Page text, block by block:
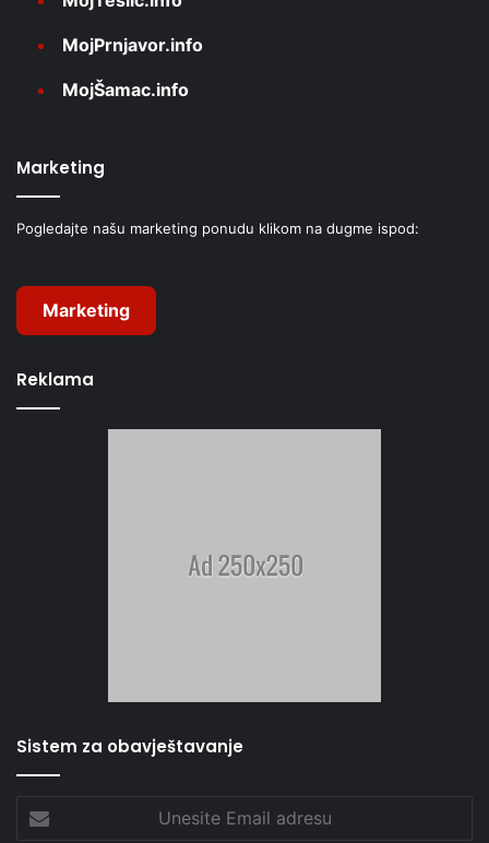
MojPrnjavor.info
MojŠamac.info
Marketing
Pogledajte našu marketing ponudu klikom na dugme ispod:
Marketing
Reklama
Sistem za obavještavanje
Email